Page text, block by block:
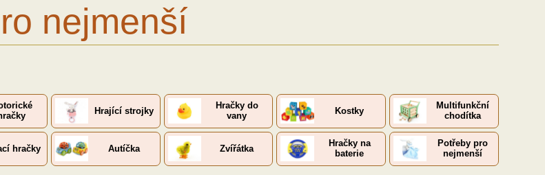
nejmenší
Hrající strojky
Hračky do
vany
Kostky
Multifunkční
chodítka
hračky Autíčka Zvířátka
Hračky na
baterie
Potřeby pro
nejmenší